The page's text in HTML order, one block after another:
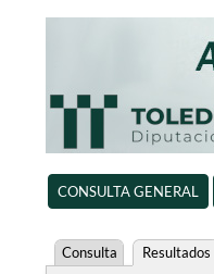
CONSULTA GENERAL
Consulta Resultados